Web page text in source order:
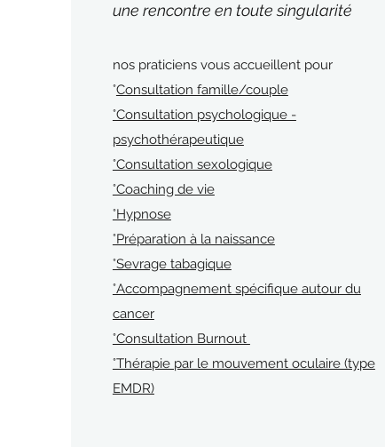
une rencontre en toute singularité
nos praticiens vous accueillent pour
°Consultation famille/couple
°Consultation psychologique -
psychothérapeutique
°Consultation sexologique
°Coaching de vie
°Hypnose
°Préparation à la naissance
°Sevrage tabagique
°Accompagnement spécifique autour du
cancer
°Consultation Burnout
°Thérapie par le mouvement oculaire (type
EMDR)